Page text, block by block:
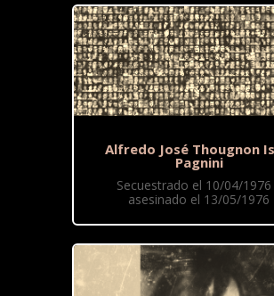
Alfredo José Thougnon
Pagnini
Secuestrado el 10/04/1976
asesinado el 13/05/1976